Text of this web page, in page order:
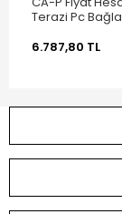
Terazi Pc
6.787,80 TL